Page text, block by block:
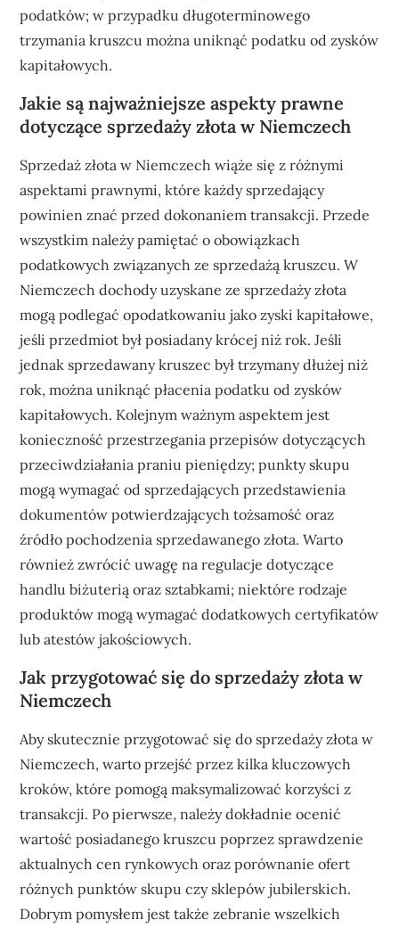
podatków; w przypadku długoterminowego
trzymania kruszcu można uniknąć podatku od zysków
kapitałowych.
Jakie są najważniejsze aspekty prawne
dotyczące sprzedaży złota w Niemczech
Sprzedaż złota w Niemczech wiąże się z różnymi
aspektami prawnymi, które każdy sprzedający
powinien znać przed dokonaniem transakcji. Przede
wszystkim należy pamiętać o obowiązkach
podatkowych związanych ze sprzedażą kruszcu. W
Niemczech dochody uzyskane ze sprzedaży złota
mogą podlegać opodatkowaniu jako zyski kapitałowe,
jeśli przedmiot był posiadany krócej niż rok. Jeśli
jednak sprzedawany kruszec był trzymany dłużej niż
rok, można uniknąć płacenia podatku od zysków
kapitałowych. Kolejnym ważnym aspektem jest
konieczność przestrzegania przepisów dotyczących
przeciwdziałania praniu pieniędzy; punkty skupu
mogą wymagać od sprzedających przedstawienia
dokumentów potwierdzających tożsamość oraz
źródło pochodzenia sprzedawanego złota. Warto
również zwrócić uwagę na regulacje dotyczące
handlu biżuterią oraz sztabkami; niektóre rodzaje
produktów mogą wymagać dodatkowych certyfikatów
lub atestów jakościowych.
Jak przygotować się do sprzedaży złota w
Niemczech
Aby skutecznie przygotować się do sprzedaży złota w
Niemczech, warto przejść przez kilka kluczowych
kroków, które pomogą maksymalizować korzyści z
transakcji. Po pierwsze, należy dokładnie ocenić
wartość posiadanego kruszcu poprzez sprawdzenie
aktualnych cen rynkowych oraz porównanie ofert
różnych punktów skupu czy sklepów jubilerskich.
Dobrym pomysłem jest także zebranie wszelkich